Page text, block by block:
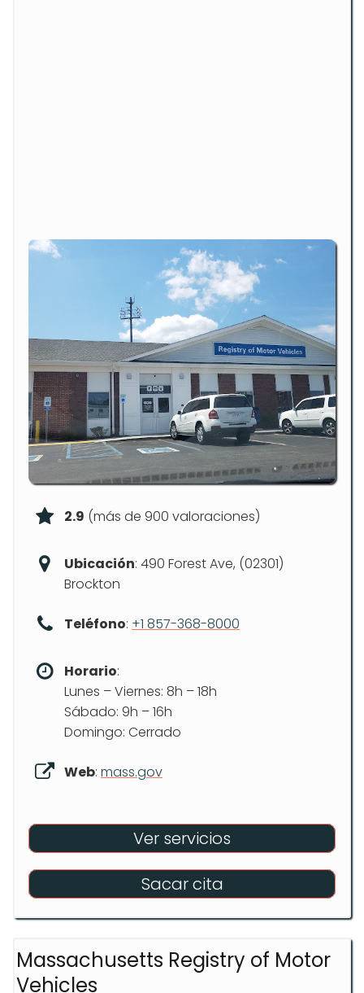
2.9 (más de 900 valoraciones)
Ubicación: 490 Forest Ave, (02301)
Brockton
Teléfono: +1 857-368-8000
Horario:
Lunes – Viernes: 8h – 18h
Sábado: 9h – 16h
Domingo: Cerrado
Web: mass.gov
Ver servicios
Sacar cita
Massachusetts Registry of Motor
Vehicles